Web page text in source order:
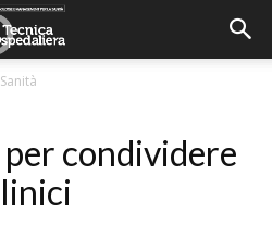
per condividere